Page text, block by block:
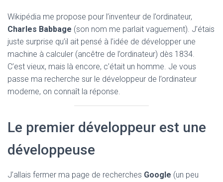
Wikipédia me propose pour l’inventeur de l’ordinateur,
Charles Babbage (son nom me parlait vaguement). J’étais
juste surprise qu’il ait pensé à l’idée de développer une
machine à calculer (ancêtre de l’ordinateur) dès 1834.
C’est vieux, mais là encore, c’était un homme. Je vous
passe ma recherche sur le développeur de l’ordinateur
moderne, on connaît la réponse.
Le premier développeur est une
développeuse
J’allais fermer ma page de recherches Google (un peu